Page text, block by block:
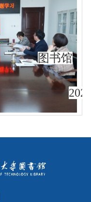
图书馆